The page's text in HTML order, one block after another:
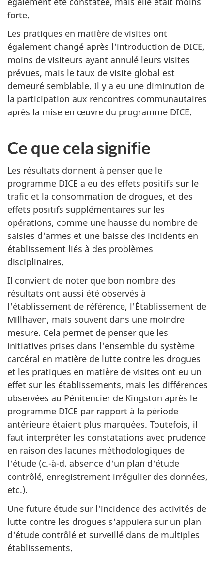
forte.
Les pratiques en matière de visites ont
également changé après l'introduction de DICE,
moins de visiteurs ayant annulé leurs visites
prévues, mais le taux de visite global est
demeuré semblable. Il y a eu une diminution de
la participation aux rencontres communautaires
après la mise en œuvre du programme DICE.
Ce que cela signifie
Les résultats donnent à penser que le
programme DICE a eu des effets positifs sur le
trafic et la consommation de drogues, et des
effets positifs supplémentaires sur les
opérations, comme une hausse du nombre de
saisies d'armes et une baisse des incidents en
établissement liés à des problèmes
disciplinaires.
Il convient de noter que bon nombre des
résultats ont aussi été observés à
l'établissement de référence, l'Établissement de
Millhaven, mais souvent dans une moindre
mesure. Cela permet de penser que les
initiatives prises dans l'ensemble du système
carcéral en matière de lutte contre les drogues
et les pratiques en matière de visites ont eu un
effet sur les établissements, mais les différences
observées au Pénitencier de Kingston après le
programme DICE par rapport à la période
antérieure étaient plus marquées. Toutefois, il
faut interpréter les constatations avec prudence
en raison des lacunes méthodologiques de
l'étude (c.-à-d. absence d'un plan d'étude
contrôlé, enregistrement irrégulier des données,
etc.).
Une future étude sur l'incidence des activités de
lutte contre les drogues s'appuiera sur un plan
d'étude contrôlé et surveillé dans de multiples
établissements.